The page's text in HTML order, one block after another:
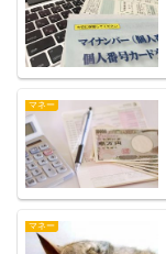
マネー
マネー